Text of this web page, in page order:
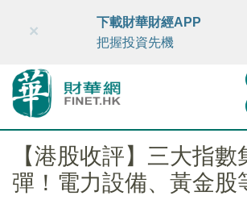
財華智庫網 FINTV FINMETA
×
下載財華財經APP
把握投資先機
【港股收評】三大指數
彈！電力設備、黃金股